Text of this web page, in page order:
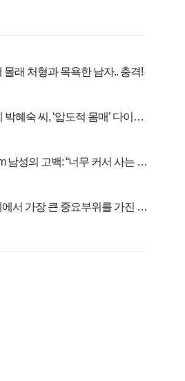
몰래 처형과 목욕한 남자.. 충격!
박혜숙 씨, ‘압도적 몸매’ 다이어
남성의 고백: “너무 커서 사는 게
서 가장 큰 중요부위를 가진 남